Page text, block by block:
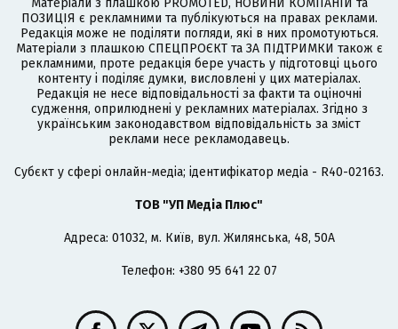
Матеріали з плашкою PROMOTED, НОВИНИ КОМПАНІЙ та
ПОЗИЦІЯ є рекламними та публікуються на правах реклами.
Редакція може не поділяти погляди, які в них промотуються.
Матеріали з плашкою СПЕЦПРОЄКТ та ЗА ПІДТРИМКИ також є
рекламними, проте редакція бере участь у підготовці цього
контенту і поділяє думки, висловлені у цих матеріалах.
Редакція не несе відповідальності за факти та оціночні
судження, оприлюднені у рекламних матеріалах. Згідно з
українським законодавством відповідальність за зміст
реклами несе рекламодавець.
Cубєкт у сфері онлайн-медіа; ідентифікатор медіа - R40-02163.
ТОВ "УП Медіа Плюс"
Адреса: 01032, м. Київ, вул. Жилянська, 48, 50А
Телефон: +380 95 641 22 07